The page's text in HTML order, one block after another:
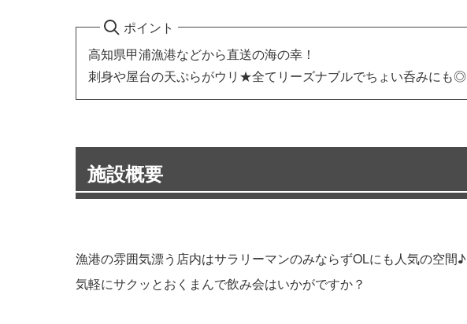
ポイント
高知県甲浦漁港などから直送の海の幸！
刺身や屋台の天ぷらがウリ★全てリーズナブルでちょい呑みにも◎
施設概要
漁港の雰囲気漂う店内はサラリーマンのみならずOLにも人気の空間♪
気軽にサクッとおくまんで飲み会はいかがですか？